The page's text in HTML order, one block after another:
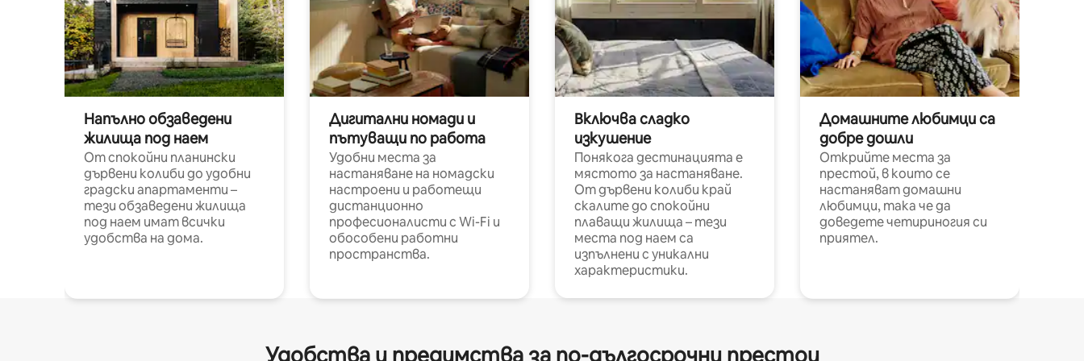
Напълно обзаведени
жилища под наем
От спокойни планински
дървени колиби до удобни
градски апартаменти –
тези обзаведени жилища
под наем имат всички
удобства на дома.
Дигитални номади и
пътуващи по работа
Удобни места за
настаняване на номадски
настроени и работещи
дистанционно
професионалисти с Wi-Fi и
обособени работни
пространства.
Включва сладко
изкушение
Понякога дестинацията е
мястото за настаняване.
От дървени колиби край
скалите до спокойни
плаващи жилища – тези
места под наем са
изпълнени с уникални
характеристики.
Домашните любимци са
добре дошли
Открийте места за
престой, в които се
настаняват домашни
любимци, така че да
доведете четириногия си
приятел.
Удобства и предимства за по-дългосрочни престои